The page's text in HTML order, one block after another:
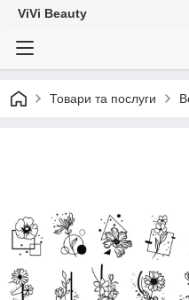
ViVi Beauty
Товари та послуги